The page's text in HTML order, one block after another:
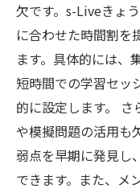
欠です。s-Liveきょ
に合わせた時間割を
ます。具体的には、
短時間での学習セッ
的に設定します。
や模擬問題の活用も
弱点を早期に発見し
できます。また、メ